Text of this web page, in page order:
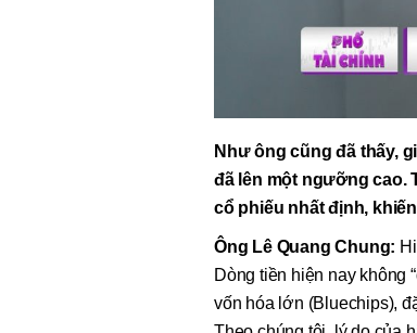
Như ông cũng đã thấy,
đã lên một ngưỡng cao.
cổ phiếu nhất định,
Ông Lê Quang Chung:
Dòng tiền hiện nay không
vốn hóa lớn (Bluechips),